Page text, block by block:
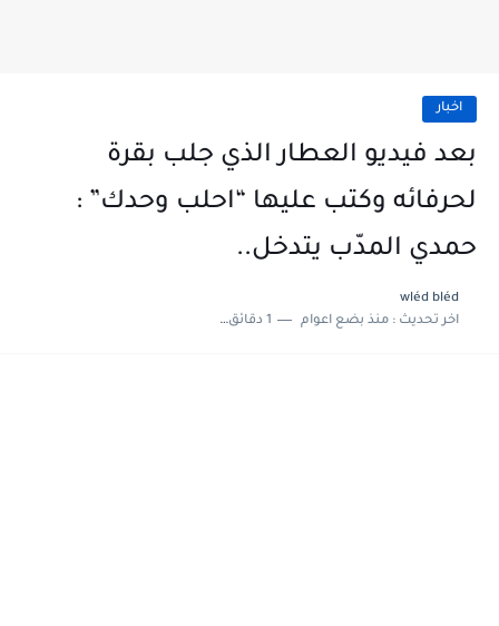
اخبار
بعد فيديو العطار الذي جلب بقرة
لحرفائه وكتب عليها “احلب وحدك” :
حمدي المدّب يتدخل..
wléd bléd
اخر تحديث :منذ بضع اعوام 1 دقائق للقراءة